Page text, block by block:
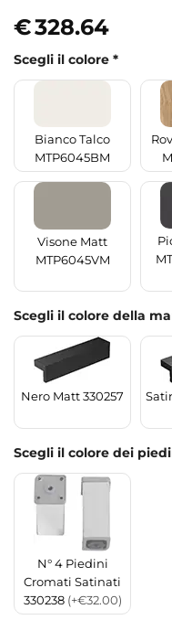
€328.64
Scegli il colore *
Bianco Talco
MTP6045BM
Visone Matt
MTP6045VM
Scegli il colore della
Nero Matt 330257
Scegli il colore dei
N° 4 Piedini
Cromati Satinati
330238 (+€32.00)